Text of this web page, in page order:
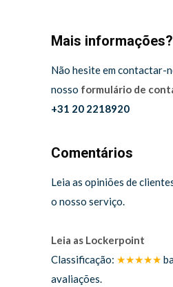
Mais informações?
Não hesite em contactar-
nosso formulário de
+31 20 2218920
Comentários
Leia as opiniões de
o nosso serviço.
Leia as Lockerpoint
Classificação: ★★★★★
avaliações.